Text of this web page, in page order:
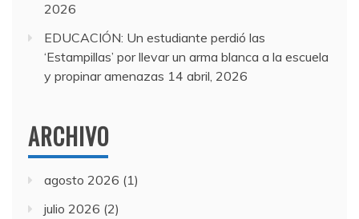
2026
EDUCACIÓN: Un estudiante perdió las
‘Estampillas’ por llevar un arma blanca a la escuela
y propinar amenazas 14 abril, 2026
ARCHIVO
agosto 2026 (1)
julio 2026 (2)